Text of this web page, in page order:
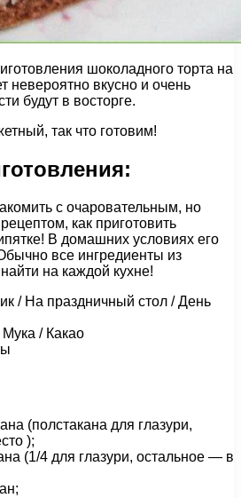
шоколадного торта на
невероятно вкусно и очень
будут в восторге.
так что готовим!
с очаровательным, но
как приготовить
В домашних условиях его
все ингредиенты из
на каждой кухне!
/ На праздничный стол / День
/ Какао
(полстакана для глазури,
);
(1/4 для глазури, остальное — в